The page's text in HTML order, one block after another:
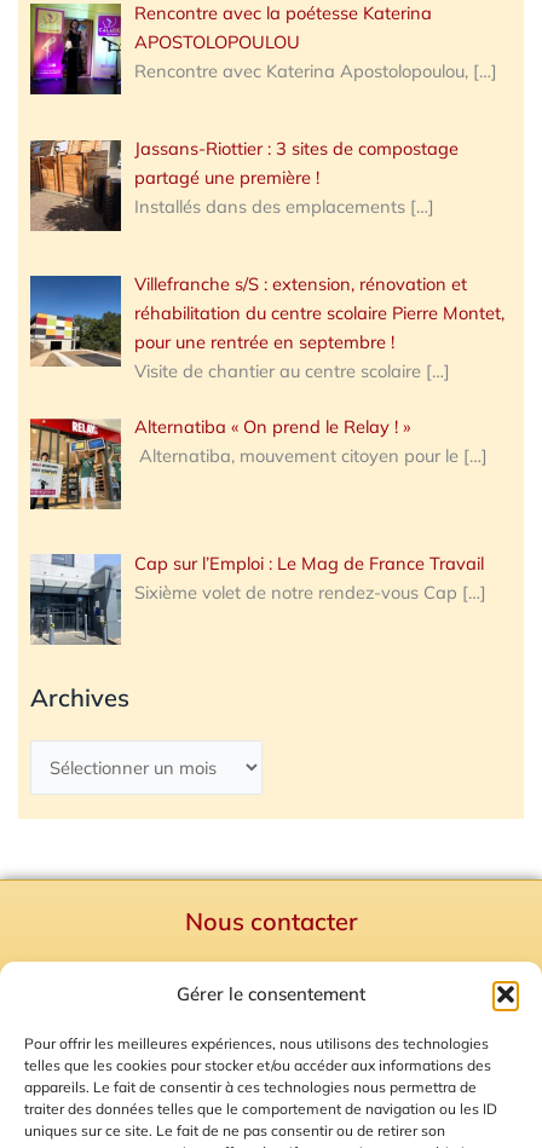
Gérer le consentement
Pour offrir les meilleures expériences, nous utilisons des technologies
telles que les cookies pour stocker et/ou accéder aux informations des
appareils. Le fait de consentir à ces technologies nous permettra de
traiter des données telles que le comportement de navigation ou les ID
uniques sur ce site. Le fait de ne pas consentir ou de retirer son
Rencontre avec la poétesse Katerina
APOSTOLOPOULOU
Rencontre avec Katerina Apostolopoulou, […]
Jassans-Riottier : 3 sites de compostage
partagé une première !
Installés dans des emplacements […]
Villefranche s/S : extension, rénovation et
réhabilitation du centre scolaire Pierre Montet,
pour une rentrée en septembre !
Visite de chantier au centre scolaire […]
Alternatiba « On prend le Relay ! »
Alternatiba, mouvement citoyen pour le […]
Cap sur l’Emploi : Le Mag de France Travail
Sixième volet de notre rendez-vous Cap […]
Archives
Nous contacter
Mentions Légales
Plan du site
Gestion des Cookies